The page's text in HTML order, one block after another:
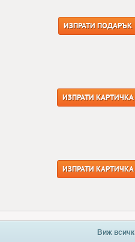
ИЗПРАТИ ПОДАРЪК
ИЗПРАТИ КАРТИЧКА
ИЗПРАТИ КАРТИЧКА
Виж